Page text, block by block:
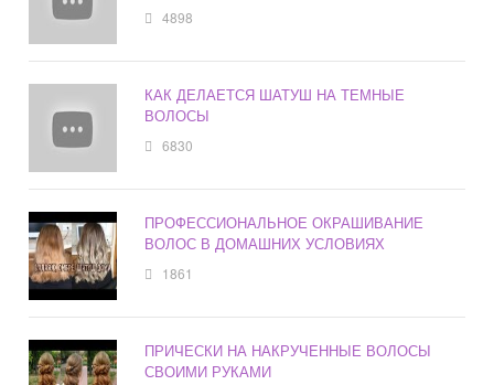
4898
КАК ДЕЛАЕТСЯ ШАТУШ НА ТЕМНЫЕ
ВОЛОСЫ
6830
ПРОФЕССИОНАЛЬНОЕ ОКРАШИВАНИЕ
ВОЛОС В ДОМАШНИХ УСЛОВИЯХ
1861
ПРИЧЕСКИ НА НАКРУЧЕННЫЕ ВОЛОСЫ
СВОИМИ РУКАМИ